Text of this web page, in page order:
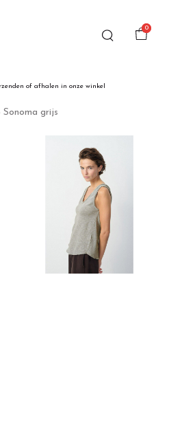
0
of afhalen in onze winkel
grijs